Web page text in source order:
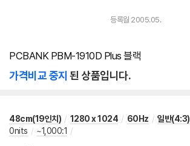
등록월 2005.05.
PCBANK PBM-1910D Plus 블랙
가격비교 중지 된 상품입니다.
48cm(19인치) / 1280 x 1024 / 60Hz / 일반(4:3)
0nits / ~1,000:1 /